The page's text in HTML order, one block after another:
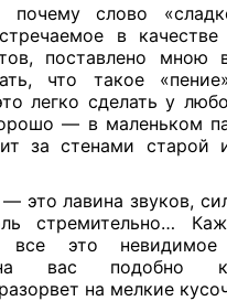
почему слово
в качестве
поставлено мною
что такое
легко сделать у
— в маленьком
за стенами старой
это лавина звуков,
стремительно…
все это невидимое
вас подобно
на мелкие